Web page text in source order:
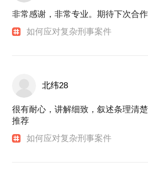
非常感谢，非常专业。期待下次合作
如何应对复杂刑事案件
北纬28
很有耐心，讲解细致，叙述条理清
推荐
如何应对复杂刑事案件